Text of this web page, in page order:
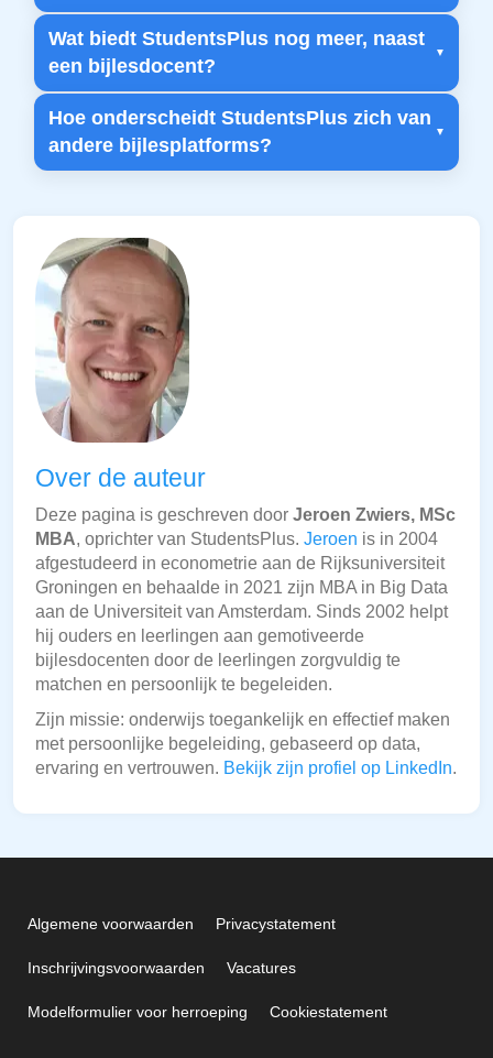
Wat biedt StudentsPlus nog meer, naast
een bijlesdocent?
Hoe onderscheidt StudentsPlus zich van
andere bijlesplatforms?
Over de auteur
Deze pagina is geschreven door Jeroen Zwiers, MSc
MBA, oprichter van StudentsPlus. Jeroen is in 2004
afgestudeerd in econometrie aan de Rijksuniversiteit
Groningen en behaalde in 2021 zijn MBA in Big Data
aan de Universiteit van Amsterdam. Sinds 2002 helpt
hij ouders en leerlingen aan gemotiveerde
bijlesdocenten door de leerlingen zorgvuldig te
matchen en persoonlijk te begeleiden.
Zijn missie: onderwijs toegankelijk en effectief maken
met persoonlijke begeleiding, gebaseerd op data,
ervaring en vertrouwen. Bekijk zijn profiel op LinkedIn.
Algemene voorwaarden Privacystatement
Inschrijvingsvoorwaarden Vacatures
Modelformulier voor herroeping Cookiestatement